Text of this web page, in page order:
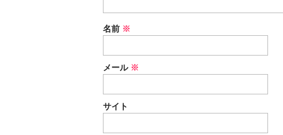
名前 ※
メール ※
サイト